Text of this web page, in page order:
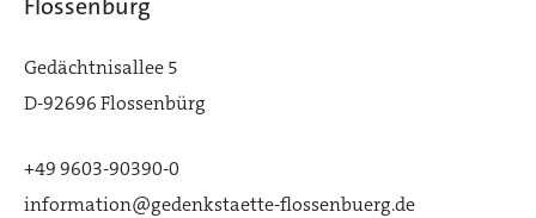
Gedächtnisallee 5
D-92696 Flossenbürg
+49 9603-90390-0
information@gedenkstaette-flossenbuerg.de